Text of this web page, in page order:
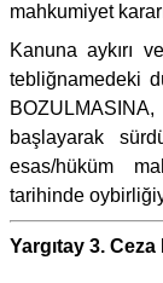
mahkumiyet
Kanuna aykırı
tebliğnamedeki
başlayarak
esas/hüküm
tarihinde
Yargıtay 3.